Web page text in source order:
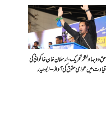
حق دو بہاولنگر تحریک، ارسلان خان خاکوانی کی
قیادت میں عوامی حقوق کی آواز – ابو حیدر